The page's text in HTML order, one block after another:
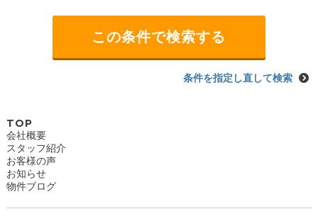
条件を指定し直して検索
TOP
会社概要
スタッフ紹介
お客様の声
お知らせ
物件ブログ